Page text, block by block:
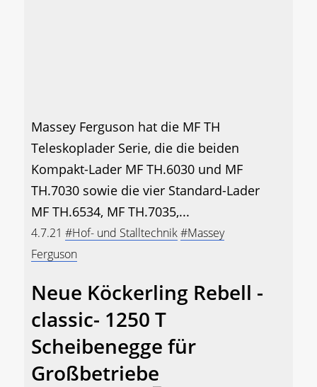
Massey Ferguson hat die MF TH
Teleskoplader Serie, die die beiden
Kompakt-Lader MF TH.6030 und MF
TH.7030 sowie die vier Standard-Lader
MF TH.6534, MF TH.7035,...
4.7.21 #Hof- und Stalltechnik#Massey
Ferguson
Neue Köckerling Rebell -
classic- 1250 T
Scheibenegge für
Großbetriebe